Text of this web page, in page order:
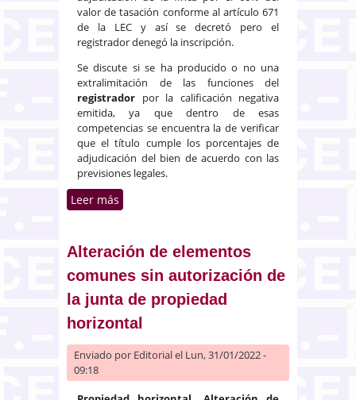
valor de tasación conforme al artículo 671
de la LEC y así se decretó pero el
registrador denegó la inscripción.
Se discute si se ha producido o no una
extralimitación de las funciones del
registrador por la calificación negativa
emitida, ya que dentro de esas
competencias se encuentra la de verificar
que el título cumple los porcentajes de
adjudicación del bien de acuerdo con las
previsiones legales.
Leer más
propiedad
Alteración de elementos
comunes sin autorización de
la junta de propiedad
horizontal
Enviado por Editorialel Lun, 31/01/2022 -
09:18